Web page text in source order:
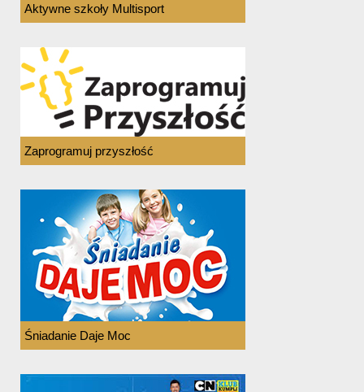
Aktywne szkoły Multisport
Zaprogramuj przyszłość
Śniadanie Daje Moc